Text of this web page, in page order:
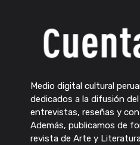
Medio digital cultural
dedicados a la difusión
entrevistas, reseñas y
Además, publicamos de
revista de Arte y